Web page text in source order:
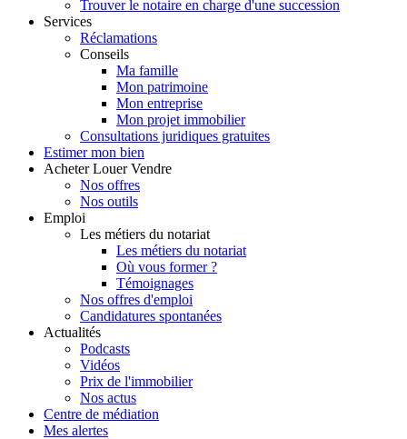
Trouver le notaire en charge d'une succession
Services
Réclamations
Conseils
Ma famille
Mon patrimoine
Mon entreprise
Mon projet immobilier
Consultations juridiques gratuites
Estimer mon bien
Acheter Louer Vendre
Nos offres
Nos outils
Emploi
Les métiers du notariat
Les métiers du notariat
Où vous former ?
Témoignages
Nos offres d'emploi
Candidatures spontanées
Actualités
Podcasts
Vidéos
Prix de l'immobilier
Nos actus
Centre de médiation
Mes alertes